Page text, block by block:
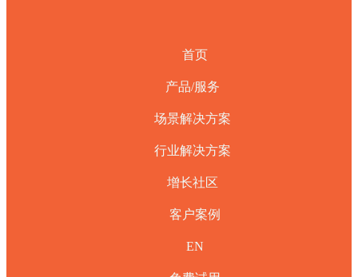
首页
产品/服务
场景解决方案
行业解决方案
增长社区
客户案例
EN